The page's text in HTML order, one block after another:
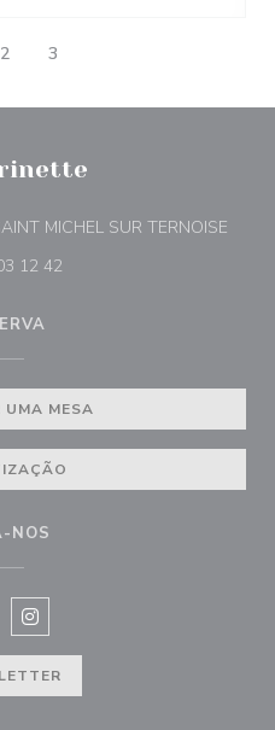
2 3
MICHEL SUR TERNOISE
12 42
UMA MESA
NOS
((abre numa nova janela))
Instagram ((abre numa nova